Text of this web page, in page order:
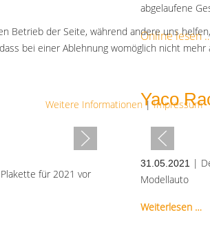
abgelaufene
Online lesen
für 2021 vor
Yaco
31.05.2021
|
Modellauto
Weiterlesen …
Betrieb der Seite, während andere uns
bei einer Ablehnung womöglich nicht
Weitere Informationen|Impressum